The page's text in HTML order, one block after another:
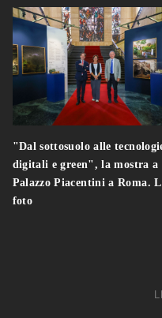
"Dal sottosuolo alle
digitali e green", la mostra a
Palazzo Piacentini a Roma.
foto